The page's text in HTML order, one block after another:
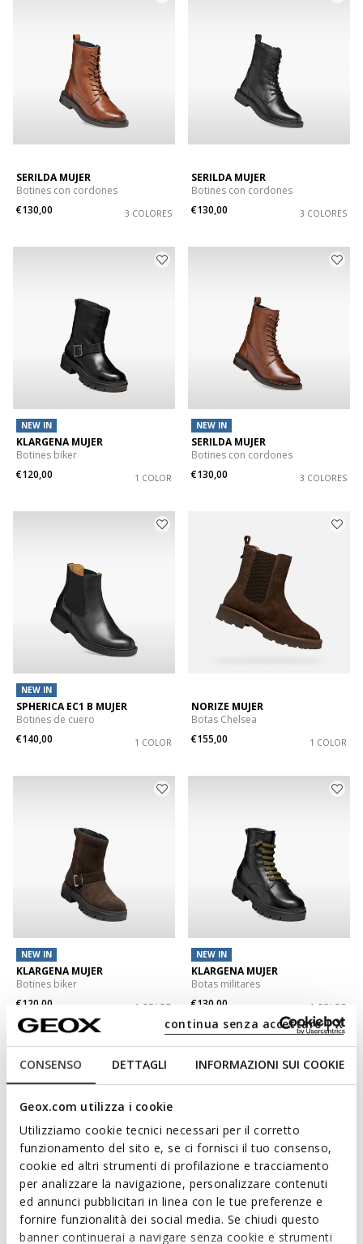
CONSENSO DETTAGLI INFORMAZIONI SUI COOKIE
Geox.com utilizza i cookie
Utilizziamo cookie tecnici necessari per il corretto
funzionamento del sito e, se ci fornisci il tuo consenso,
cookie ed altri strumenti di profilazione e tracciamento
per analizzare la navigazione, personalizzare contenuti
ed annunci pubblicitari in linea con le tue preferenze e
fornire funzionalità dei social media. Se chiudi questo
banner continuerai a navigare senza cookie e strumenti
continua senza accettare | X
SERILDA MUJER
Botines con cordones
€130,00
3 COLORES
SERILDA MUJER
Botines con cordones
€130,00
3 COLORES
NEW IN
KLARGENA MUJER
Botines biker
€120,00
1 COLOR
NEW IN
SERILDA MUJER
Botines con cordones
€130,00
3 COLORES
NEW IN
SPHERICA EC1 B MUJER
Botines de cuero
€140,00
1 COLOR
NORIZE MUJER
Botas Chelsea
€155,00
1 COLOR
NEW IN
KLARGENA MUJER
Botines biker
€120,00
1 COLOR
NEW IN
KLARGENA MUJER
Botas militares
€130,00
1 COLOR
NEW IN
SERILDA MUJER
WALK PLEASURE 60 MUJER